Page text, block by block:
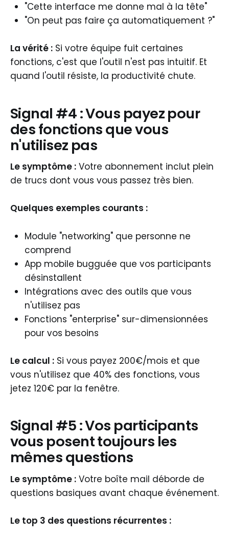
"Cette interface me donne mal à la tête"
"On peut pas faire ça automatiquement ?"
La vérité : Si votre équipe fuit certaines
fonctions, c'est que l'outil n'est pas intuitif. Et
quand l'outil résiste, la productivité chute.
Signal #4 : Vous payez pour
des fonctions que vous
n'utilisez pas
Le symptôme : Votre abonnement inclut plein
de trucs dont vous vous passez très bien.
Quelques exemples courants :
Module "networking" que personne ne
comprend
App mobile bugguée que vos participants
désinstallent
Intégrations avec des outils que vous
n'utilisez pas
Fonctions "enterprise" sur-dimensionnées
pour vos besoins
Le calcul : Si vous payez 200€/mois et que
vous n'utilisez que 40% des fonctions, vous
jetez 120€ par la fenêtre.
Signal #5 : Vos participants
vous posent toujours les
mêmes questions
Le symptôme : Votre boîte mail déborde de
questions basiques avant chaque événement.
Le top 3 des questions récurrentes :